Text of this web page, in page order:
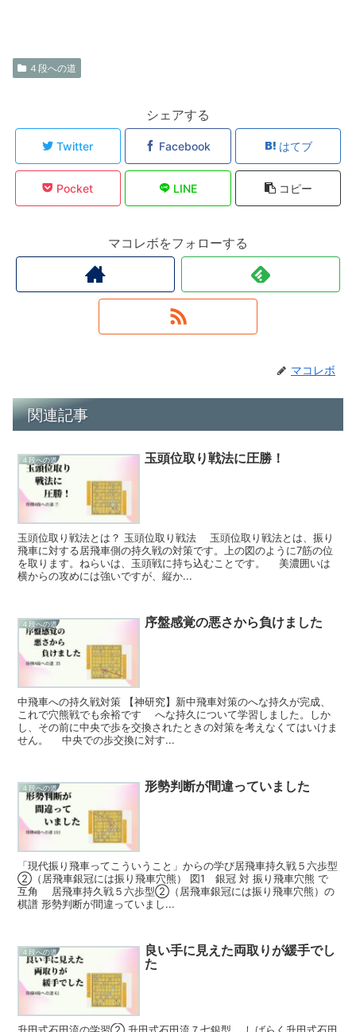
４段への道
シェアする
Twitter Facebook はてブ
Pocket LINE コピー
マコレボをフォローする
マコレボ
関連記事
４段への道 玉頭位取り戦法に圧勝！
玉頭位取り戦法とは？ 玉頭位取り戦法 玉頭位取り戦法とは、振り
飛車に対する居飛車側の持久戦の対策です。上の図のように7筋の位
を取ります。ねらいは、玉頭戦に持ち込むことです。 美濃囲いは
横からの攻めには強いですが、縦か...
４段への道 序盤感覚の悪さから負けました
中飛車への持久戦対策 【神研究】新中飛車対策のへな持久が完成、
これで穴熊戦でも余裕です へな持久について学習しました。しか
し、その前に中央で歩を交換されたときの対策を考えなくてはいけま
せん。 中央での歩交換に対す...
４段への道 形勢判断が間違っていました
「現代振り飛車ってこういうこと」からの学び居飛車持久戦５六歩型
②（居飛車銀冠には振り飛車穴熊） 図1 銀冠 対 振り飛車穴熊 で
互角 居飛車持久戦５六歩型②（居飛車銀冠には振り飛車穴熊）の
棋譜 形勢判断が間違っていまし...
４段への道
良い手に見えた両取りが緩手でし
た